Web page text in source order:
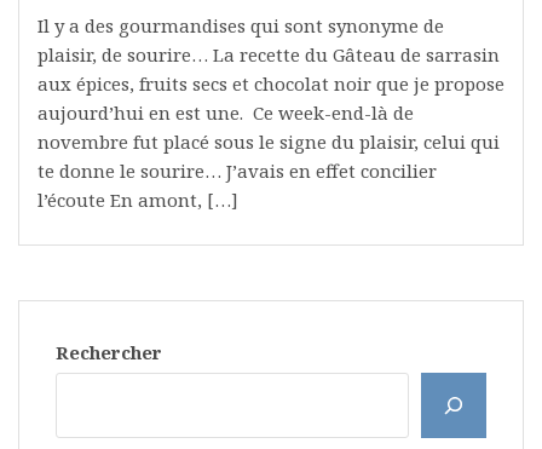
Il y a des gourmandises qui sont synonyme de
plaisir, de sourire… La recette du Gâteau de sarrasin
aux épices, fruits secs et chocolat noir que je propose
aujourd’hui en est une. Ce week-end-là de
novembre fut placé sous le signe du plaisir, celui qui
te donne le sourire… J’avais en effet concilier
l’écoute En amont, […]
Rechercher